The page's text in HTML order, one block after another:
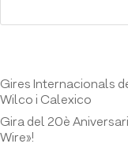
Gires Internacionals
Wilco i Calexico
Gira del 20è
Wire»!